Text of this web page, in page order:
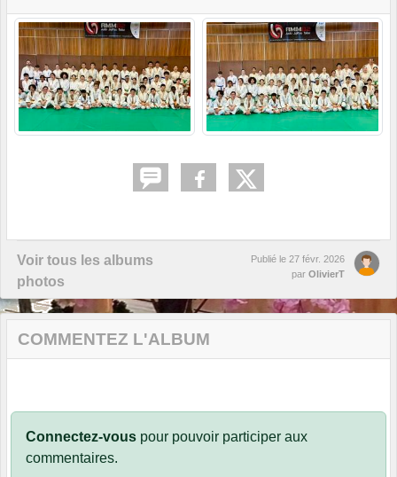
Voir tous les albums
photos
Publié le 27 févr. 2026
par OlivierT
COMMENTEZ L'ALBUM
Connectez-vous pour pouvoir participer aux
commentaires.